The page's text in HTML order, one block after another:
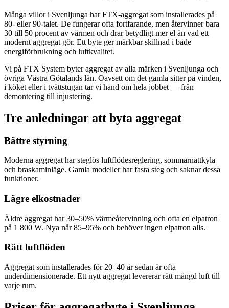
Många villor i Svenljunga har FTX-aggregat som installerades på
80- eller 90-talet. De fungerar ofta fortfarande, men återvinner bara
30 till 50 procent av värmen och drar betydligt mer el än vad ett
modernt aggregat gör. Ett byte ger märkbar skillnad i både
energiförbrukning och luftkvalitet.
Vi på FTX System byter aggregat av alla märken i Svenljunga och
övriga Västra Götalands län. Oavsett om det gamla sitter på vinden,
i köket eller i tvättstugan tar vi hand om hela jobbet — från
demontering till injustering.
Tre anledningar att byta aggregat
Bättre styrning
Moderna aggregat har steglös luftflödesreglering, sommarnattkyla
och braskaminläge. Gamla modeller har fasta steg och saknar dessa
funktioner.
Lägre elkostnader
Äldre aggregat har 30–50% värmeåtervinning och ofta en elpatron
på 1 800 W. Nya når 85–95% och behöver ingen elpatron alls.
Rätt luftflöden
Aggregat som installerades för 20–40 år sedan är ofta
underdimensionerade. Ett nytt aggregat levererar rätt mängd luft till
varje rum.